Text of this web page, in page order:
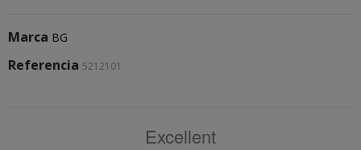
Marca BG
Referencia 5212101
Excellent